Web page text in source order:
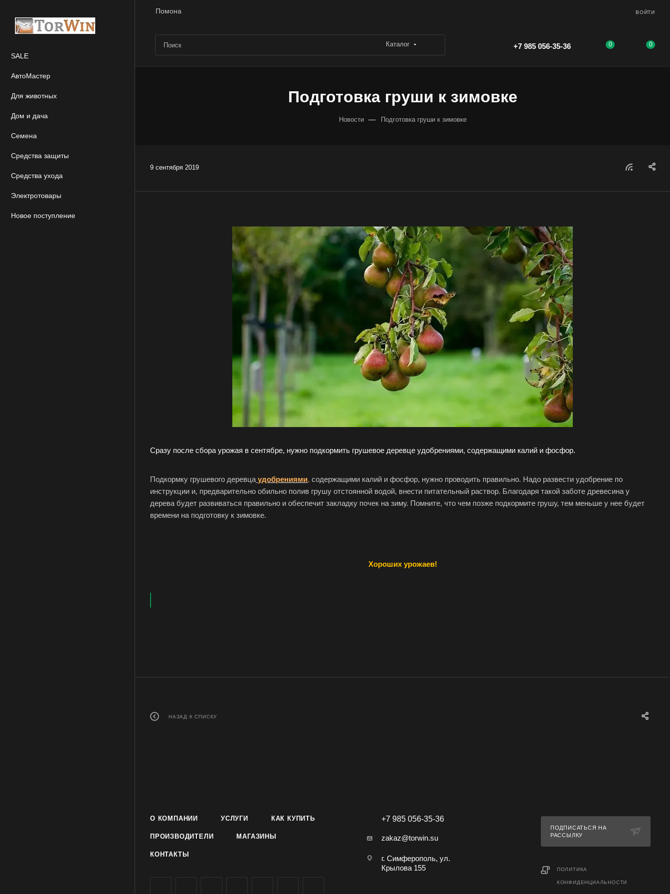
Помона ВОЙТИ
Каталог +7 985 056-35-36 0 0
SALE
АвтоМастер
Для животных
Дом и дача
Семена
Средства защиты
Средства ухода
Электротовары
Новое поступление
Подготовка груши к зимовке
Новости — Подготовка груши к зимовке
9 сентября 2019
Сразу после сбора урожая в сентябре, нужно подкормить грушевое деревце удобрениями, содержащими калий и фосфор.
Подкормку грушевого деревца удобрениями, содержащими калий и фосфор, нужно проводить правильно. Надо развести удобрение по
инструкции и, предварительно обильно полив грушу отстоянной водой, внести питательный раствор. Благодаря такой заботе древесина у
дерева будет развиваться правильно и обеспечит закладку почек на зиму. Помните, что чем позже подкормите грушу, тем меньше у нее будет
времени на подготовку к зимовке.
Хороших урожаев!
НАЗАД К СПИСКУ
О КОМПАНИИ УСЛУГИ КАК КУПИТЬ
ПРОИЗВОДИТЕЛИ МАГАЗИНЫ
КОНТАКТЫ
+7 985 056-35-36
zakaz@torwin.su
г. Симферополь, ул.
Крылова 155
ПОДПИСАТЬСЯ НА
РАССЫЛКУ
ПОЛИТИКА
КОНФИДЕНЦИАЛЬНОСТИ